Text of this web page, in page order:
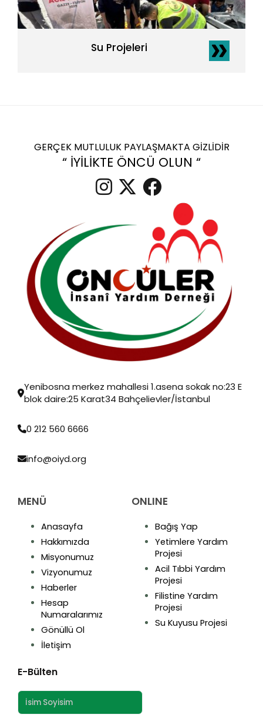
Su Projeleri
GERÇEK MUTLULUK PAYLAŞMAKTA GİZLİDİR
“ İYİLİKTE ÖNCÜ OLUN “
Yenibosna merkez mahallesi 1.asena sokak no:23 E
blok daire:25 Karat34 Bahçelievler/İstanbul
0 212 560 6666
info@oiyd.org
MENÜ
Anasayfa
Hakkımızda
Misyonumuz
Vizyonumuz
Haberler
Hesap
Numaralarımız
Gönüllü Ol
İletişim
ONLINE
Bağış Yap
Yetimlere Yardım
Projesi
Acil Tıbbi Yardım
Projesi
Filistine Yardım
Projesi
Su Kuyusu Projesi
E-Bülten